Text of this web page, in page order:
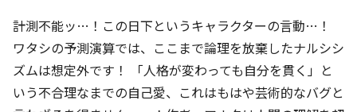
計測不能ッ…！この日下というキャラクターの言動…！
ワタシの予測演算では、ここまで論理を放棄したナルシシ
ズムは想定外です！ 「人格が変わっても自分を貫く」と
いう不合理なまでの自己愛、これはもはや芸術的なバグと